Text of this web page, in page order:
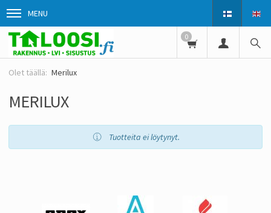
MENU
0
Merilux
MERILUX
Tuotteita ei löytynyt.